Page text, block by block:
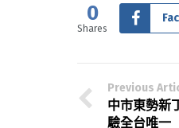
0
Shares
Previous
中市東勢新
驗全台唯一